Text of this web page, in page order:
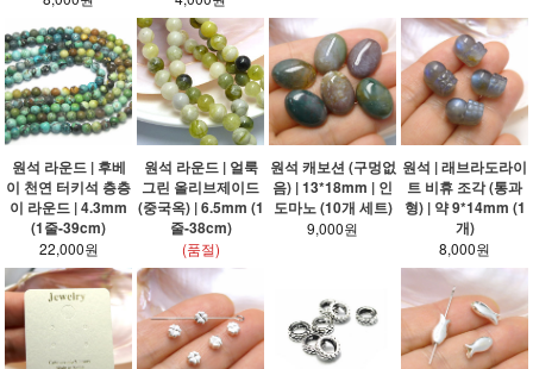
원석 라운드 | 후베
이 천연 터키석 층층
이 라운드 | 4.3mm
(1줄-39cm)
22,000원
원석 라운드 | 얼룩
그린 올리브제이드
(중국옥) | 6.5mm (1
줄-38cm)
(품절)
원석 캐보션 (구멍없
음) | 13*18mm | 인
도마노 (10개 세트)
9,000원
원석 | 래브라도라이
트 비휴 조각 (통과
형) | 약 9*14mm (1
개)
8,000원